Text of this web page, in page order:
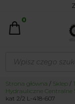
0
produktów
Strona główna / Sklep /
Hydrauliczne Centralne
kat 2/2 L-418-607